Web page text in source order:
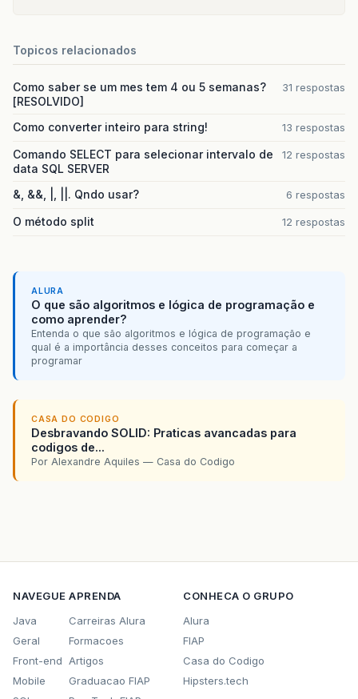
Topicos relacionados
Como saber se um mes tem 4 ou 5 semanas?
[RESOLVIDO]
31 respostas
Como converter inteiro para string! 13 respostas
Comando SELECT para selecionar intervalo de
data SQL SERVER
12 respostas
&, &&, |, ||. Qndo usar? 6 respostas
O método split 12 respostas
ALURA
O que são algoritmos e lógica de programação e
como aprender?
Entenda o que são algoritmos e lógica de programação e
qual é a importância desses conceitos para começar a
programar
CASA DO CODIGO
Desbravando SOLID: Praticas avancadas para
codigos de...
Por Alexandre Aquiles — Casa do Codigo
NAVEGUE
Java
Geral
Front-end
Mobile
APRENDA
Carreiras Alura
Formacoes
Artigos
Graduacao FIAP
CONHECA O GRUPO
Alura
FIAP
Casa do Codigo
Hipsters.tech